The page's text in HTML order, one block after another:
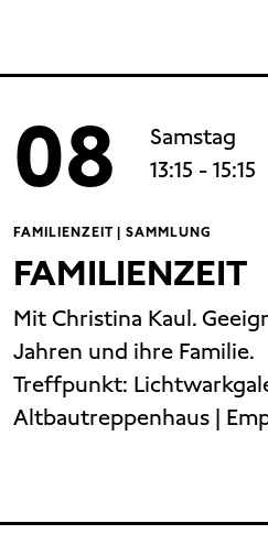
08
Samstag
13:15 - 15:15
FAMILIENZEIT | SAMMLUNG
FAMILIENZEIT
Mit Christina Kaul.
Jahren und ihre Familie.
Treffpunkt:
Altbautreppenhaus |